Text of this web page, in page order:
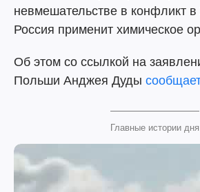
невмешательстве в конфликт в
Россия применит химическое
Об этом со ссылкой на
Польши Анджея Дуды
Главные истории дня